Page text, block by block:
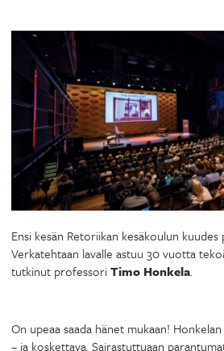
Ensi kesän Retoriikan kesäkoulun
Verkatehtaan lavalle astuu 30 vuotta
tutkinut professoriTimo Honkela.
On upeaa saada hänet mukaan!
– ja koskettava. Sairastuttuaan